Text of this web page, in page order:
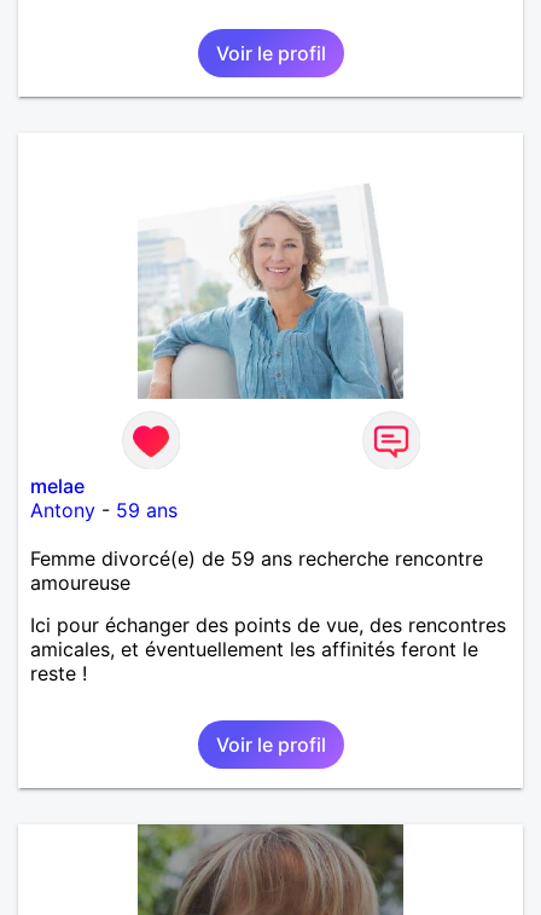
Voir le profil
melae
Antony - 59 ans
Femme divorcé(e) de 59 ans recherche rencontre
amoureuse
Ici pour échanger des points de vue, des rencontres
amicales, et éventuellement les affinités feront le
reste !
Voir le profil